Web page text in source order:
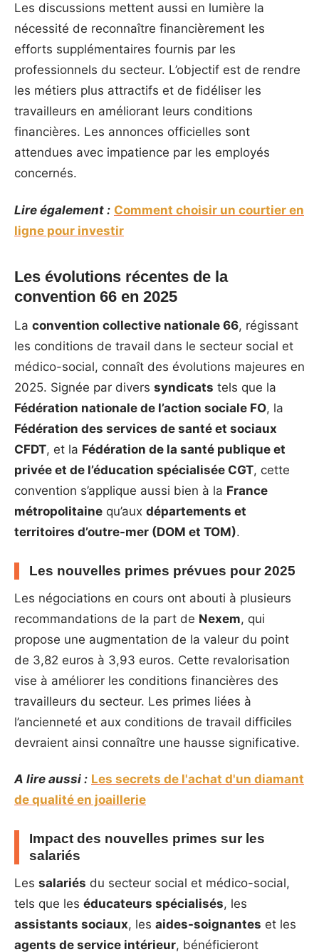
Les discussions mettent aussi en lumière la
nécessité de reconnaître financièrement les
efforts supplémentaires fournis par les
professionnels du secteur. L’objectif est de rendre
les métiers plus attractifs et de fidéliser les
travailleurs en améliorant leurs conditions
financières. Les annonces officielles sont
attendues avec impatience par les employés
concernés.
Lire également : Comment choisir un courtier en
ligne pour investir
Les évolutions récentes de la
convention 66 en 2025
La convention collective nationale 66, régissant
les conditions de travail dans le secteur social et
médico-social, connaît des évolutions majeures en
2025. Signée par divers syndicats tels que la
Fédération nationale de l’action sociale FO, la
Fédération des services de santé et sociaux
CFDT, et la Fédération de la santé publique et
privée et de l’éducation spécialisée CGT, cette
convention s’applique aussi bien à la France
métropolitaine qu’aux départements et
territoires d’outre-mer (DOM et TOM).
Les nouvelles primes prévues pour 2025
Les négociations en cours ont abouti à plusieurs
recommandations de la part de Nexem, qui
propose une augmentation de la valeur du point
de 3,82 euros à 3,93 euros. Cette revalorisation
vise à améliorer les conditions financières des
travailleurs du secteur. Les primes liées à
l’ancienneté et aux conditions de travail difficiles
devraient ainsi connaître une hausse significative.
A lire aussi : Les secrets de l'achat d'un diamant
de qualité en joaillerie
Impact des nouvelles primes sur les
salariés
Les salariés du secteur social et médico-social,
tels que les éducateurs spécialisés, les
assistants sociaux, les aides-soignantes et les
agents de service intérieur, bénéficieront